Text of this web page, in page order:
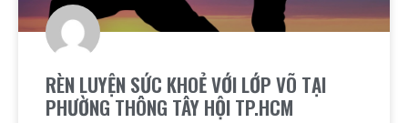
RÈN LUYỆN SỨC KHOẺ VỚI LỚP VÕ TẠI
PHƯỜNG THÔNG TÂY HỘI TP.HCM